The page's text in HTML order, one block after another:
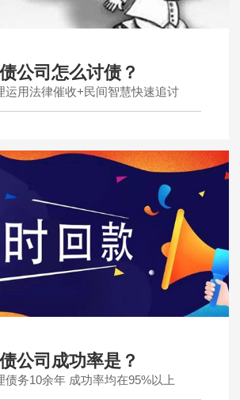
公司怎么讨债？
运用法律催收+民间智慧快速追讨
公司成功率是？
债务10余年 成功率均在95%以上